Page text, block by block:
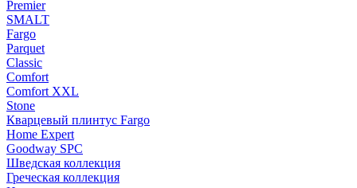
Premier
SMALT
Fargo
Parquet
Classic
Comfort
Comfort XXL
Stone
Кварцевый плинтус Fargo
Home Expert
Goodway SPC
Шведская коллекция
Греческая коллекция